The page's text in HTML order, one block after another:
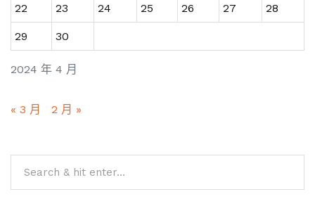
2024 年 4 月
22 23 24 25 26 27 28
29 30
« 3 月 2 月 »